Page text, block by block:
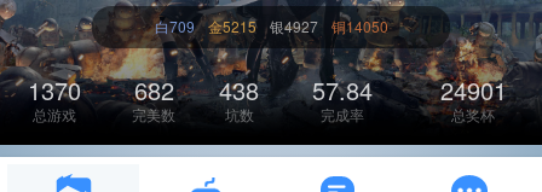
白709 金5215 银4927 铜14050
1370
总游戏
682
完美数
438
坑数
57.84
完成率
24901
总奖杯